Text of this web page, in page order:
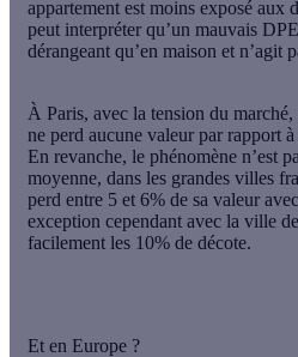
appartement est moins exposé aux
peut interpréter qu’un mauvais
dérangeant qu’en maison et n’agit
À Paris, avec la tension du
ne perd aucune valeur par rapport
En revanche, le phénomène n’est
moyenne, dans les grandes villes
perd entre 5 et 6% de sa valeur
exception cependant avec la ville
facilement les 10% de décote.
Et en Europe ?